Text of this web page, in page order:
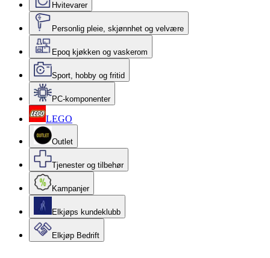
Hvitevarer
Personlig pleie, skjønnhet og velvære
Epoq kjøkken og vaskerom
Sport, hobby og fritid
PC-komponenter
LEGO
Outlet
Tjenester og tilbehør
Kampanjer
Elkjøps kundeklubb
Elkjøp Bedrift